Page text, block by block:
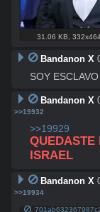
31.06 KB
Bandanon X
SOY
Bandanon X
>>19932
>>19929
QUEDASTE
ISRAEL
Bandanon X
>>19934